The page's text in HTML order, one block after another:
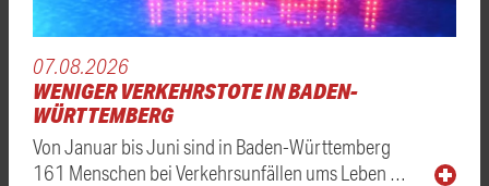
07.08.2026
WENIGER VERKEHRSTOTE IN BADEN-
WÜRTTEMBERG
Von Januar bis Juni sind in Baden-Württemberg
161 Menschen bei Verkehrsunfällen ums Leben …